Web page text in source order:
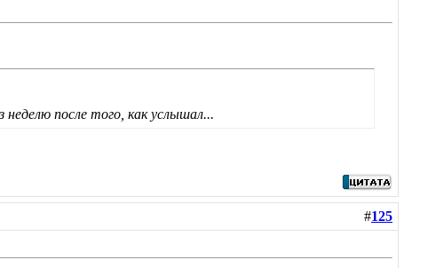
после того, как услышал...
#125